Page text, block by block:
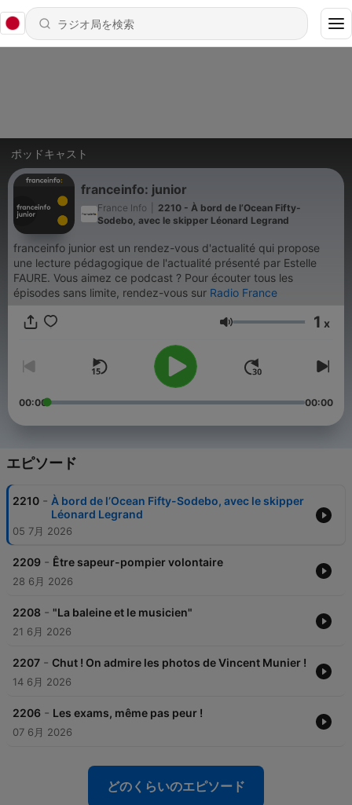
ポッドキャスト
franceinfo: junior
France Info
2210 - À bord de l’Ocean Fifty-
Sodebo, avec le skipper Léonard Legrand
franceinfo junior est un rendez-vous d'actualité qui propose
une lecture pédagogique de l'actualité présenté par Estelle
FAURE. Vous aimez ce podcast ? Pour écouter tous les
épisodes sans limite, rendez-vous sur Radio France
音量 1 x
00:00 00:00
エピソード
2210 - À bord de l’Ocean Fifty-Sodebo, avec le skipper
Léonard Legrand
05 7月 2026
2209 - Être sapeur-pompier volontaire
28 6月 2026
2208 - "La baleine et le musicien"
21 6月 2026
2207 - Chut ! On admire les photos de Vincent Munier !
14 6月 2026
2206 - Les exams, même pas peur !
07 6月 2026
どのくらいのエピソード